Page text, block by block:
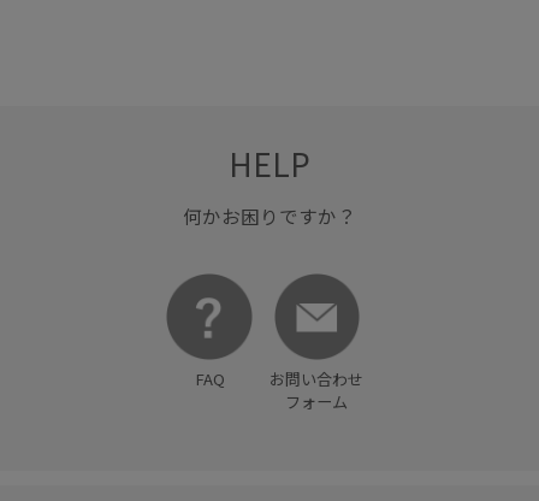
HELP
何かお困りですか？
FAQ
お問い合わせ
フォーム